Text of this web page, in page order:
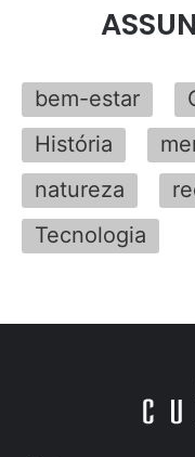
bem-estar
História
natureza
Tecnologia